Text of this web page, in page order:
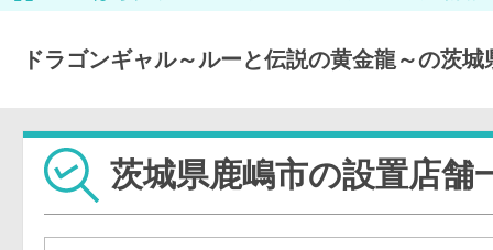
ドラゴンギャル～ルーと伝説の黄金龍～の茨
茨城県鹿嶋市の設置店舗